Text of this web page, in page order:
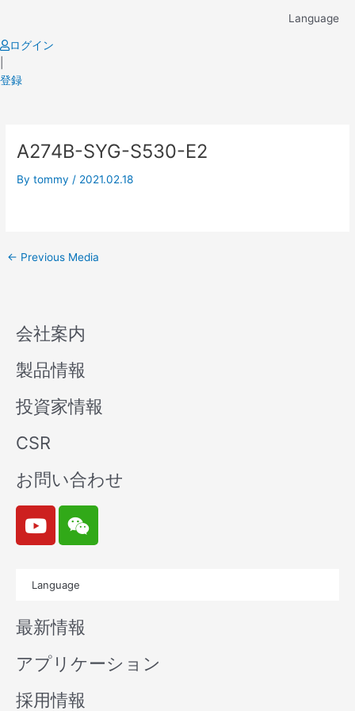
content
Language
ログイン
登録
A274B-SYG-S530-E2
Bytommy / 2021.02.18
navigation
← Previous Media
会社案内
製品情報
投資家情報
CSR
お問い合わせ
Y
o
u
b
e
W
e
i
n
Language
最新情報
アプリケーション
採用情報